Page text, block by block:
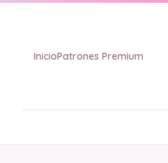
InicioPatrones Premium